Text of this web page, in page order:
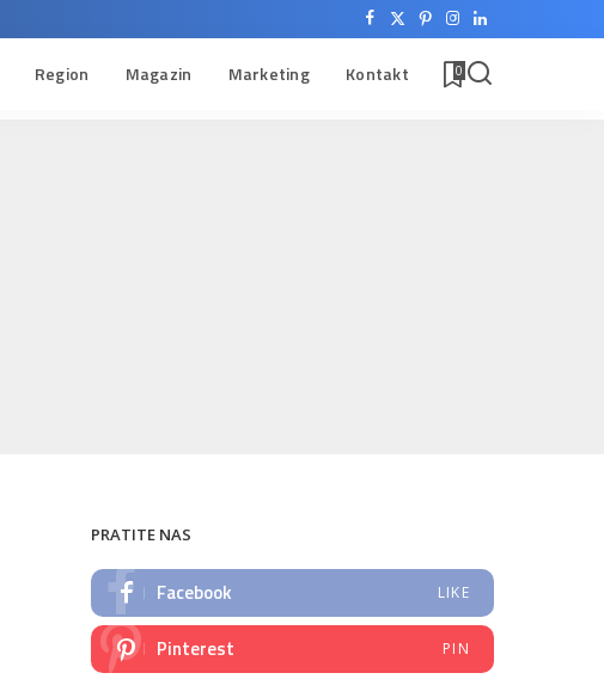
Region Magazin Marketing Kontakt 0
PRATITE NAS
Facebook LIKE
Pinterest PIN